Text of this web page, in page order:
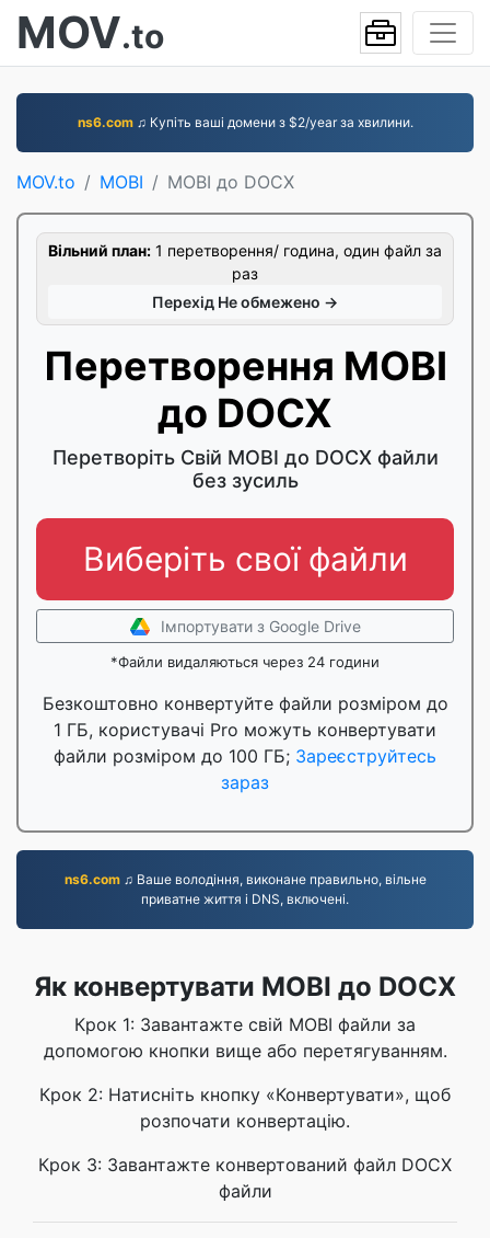
MOV.to
ns6.com♫ Купіть ваші домени з $2/year за хвилини.
MOV.to MOBI MOBI до DOCX
Вільний план: 1 перетворення/ година, один файл за
раз
Перехід Не обмежено →
Перетворення MOBI
до DOCX
Перетворіть Свій MOBI до DOCX файли
без зусиль
Виберіть свої файли
Імпортувати з Google Drive
*Файли видаляються через 24 години
Безкоштовно конвертуйте файли розміром до
1 ГБ, користувачі Pro можуть конвертувати
файли розміром до 100 ГБ; Зареєструйтесь
зараз
ns6.com♫ Ваше володіння, виконане правильно, вільне
приватне життя і DNS, включені.
Як конвертувати MOBI до DOCX
Крок 1: Завантажте свій MOBI файли за
допомогою кнопки вище або перетягуванням.
Крок 2: Натисніть кнопку «Конвертувати», щоб
розпочати конвертацію.
Крок 3: Завантажте конвертований файл DOCX
файли